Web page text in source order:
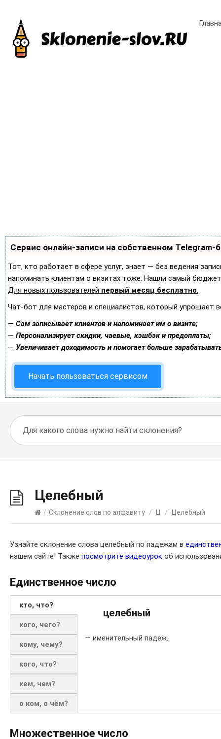
Сервис онлайн-записи на собственном Telegram-
Тот, кто работает в сфере услуг, знает — без ведения
напоминать клиентам о визитах тоже. Нашли самый
Для новых пользователей первый месяц бесплатно.
Чат-бот для мастеров и специалистов, который упрощает
— Сам записывает клиентов и напоминает им о визите;
— Персонализирует скидки, чаевые, кэшбэк и предоплаты;
— Увеличивает доходимость и помогает больше
Начать пользоваться сервисом
Целебный
/ Склонение слов по алфавиту / / Целебный
Узнайте склонение слова целебный по падежам в
нашем сайте! Также посмотрите видеоурок об
Единственное число
кто, что?
кого, чего?
кому, чему?
кого, что?
кем, чем?
о ком, о чём?
целебный
— именительный падеж.
Множественное число